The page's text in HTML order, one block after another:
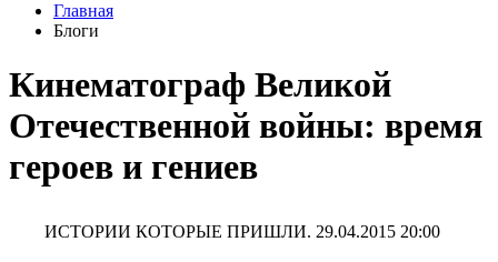
Главная
Блоги
Кинематограф Великой
Отечественной войны: время
героев и гениев
ИСТОРИИ КОТОРЫЕ ПРИШЛИ. 29.04.2015 20:00